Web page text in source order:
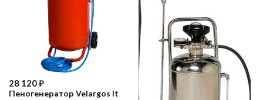
28 120₽
Пеногенератор Velargos It